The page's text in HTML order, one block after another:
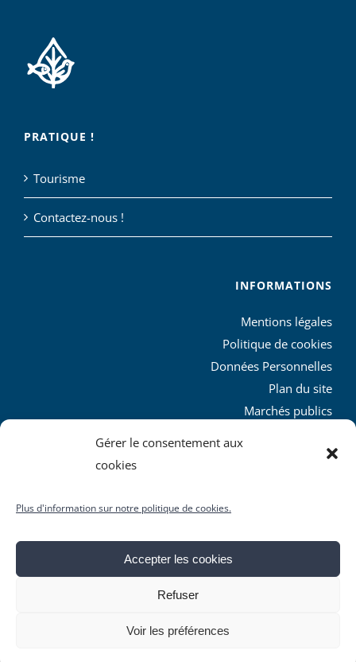
Gérer le consentement aux
cookies
Plus d'information sur notre politique de cookies.
Accepter les cookies
Refuser
Voir les préférences
PRATIQUE !
Tourisme
Contactez-nous !
INFORMATIONS
Mentions légales
Politique de cookies
Données Personnelles
Plan du site
Marchés publics
L’agglo recrute
réservés
Facebook
X YouTubeInstagram